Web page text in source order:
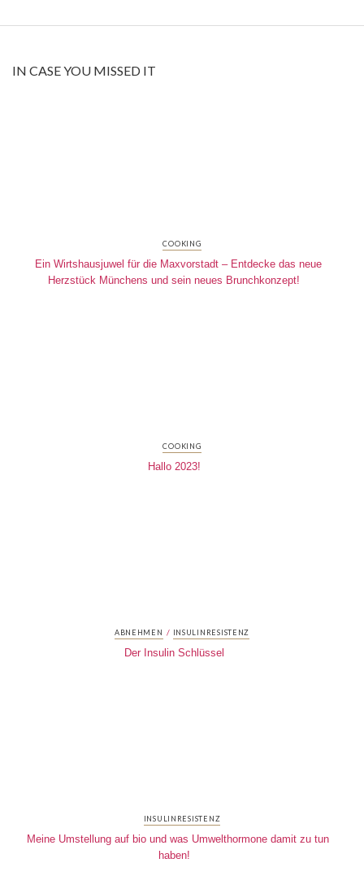
IN CASE YOU MISSED IT
COOKING
Ein Wirtshausjuwel für die Maxvorstadt – Entdecke das neue
Herzstück Münchens und sein neues Brunchkonzept!
COOKING
Hallo 2023!
ABNEHMEN / INSULINRESISTENZ
Der Insulin Schlüssel
INSULINRESISTENZ
Meine Umstellung auf bio und was Umwelthormone damit zu tun
haben!